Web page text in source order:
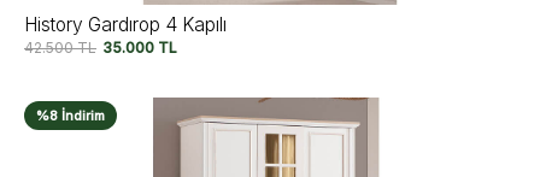
History Gardırop 4 Kapılı
42.500TL 35.000 TL
%8 İndirim